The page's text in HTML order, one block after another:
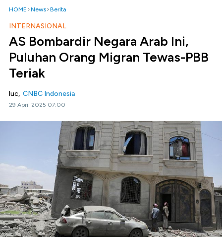
HOME News Berita
INTERNASIONAL
AS Bombardir Negara Arab Ini,
Puluhan Orang Migran Tewas-PBB
Teriak
luc, CNBC Indonesia
29 April 2025 07:00